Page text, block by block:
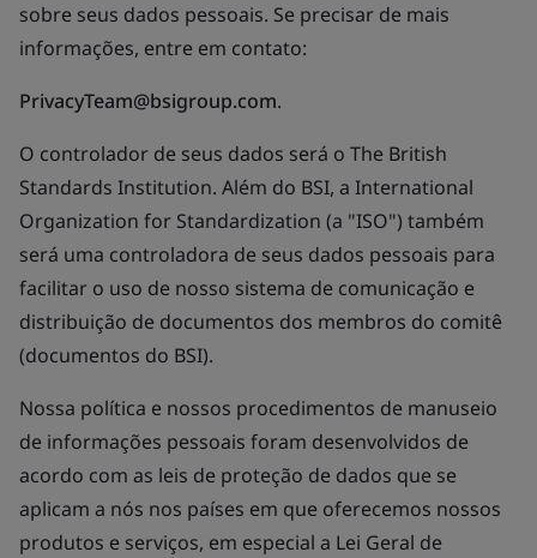
sobre seus dados pessoais. Se precisar de mais
informações, entre em contato:
PrivacyTeam@bsigroup.com.
O controlador de seus dados será o The British
Standards Institution. Além do BSI, a International
Organization for Standardization (a "ISO") também
será uma controladora de seus dados pessoais para
facilitar o uso de nosso sistema de comunicação e
distribuição de documentos dos membros do comitê
(documentos do BSI).
Nossa política e nossos procedimentos de manuseio
de informações pessoais foram desenvolvidos de
acordo com as leis de proteção de dados que se
aplicam a nós nos países em que oferecemos nossos
produtos e serviços, em especial a Lei Geral de